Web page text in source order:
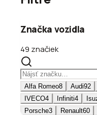
Značka vozidla
49 značiek
Alfa Romeo8 Audi92
IVECO4 Infiniti4
Porsche3 Renault60